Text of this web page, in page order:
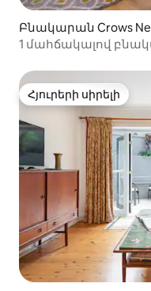
Բնակարան Crows
1 մահճակալով
Հյուրերի սիրելի
Հյուրերի սիրելի